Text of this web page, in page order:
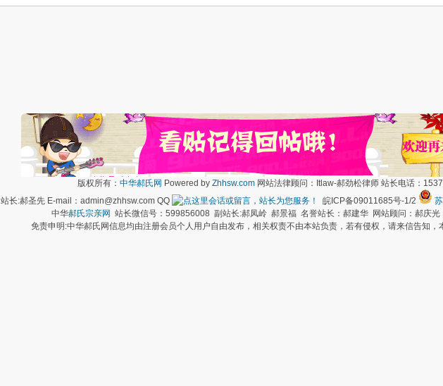
版权所有： 中华郝氏网 Powered by Zhhsw.com 网站法律顾问：Itlaw-郝劲松律师 站长电话：
站长:郝圣先 E-mail：admin@zhhsw.com QQ
皖ICP备09011685号-1/2
中华郝氏宗亲网 站长微信号：599856008 副站长:郝凤岭 郝景福 名誉站长：郝建华 网站顾问：郝庆光
免责申明:中华郝氏网信息均由注册会员个人用户自由发布，相关权责不由本站负责，若有侵权，请来信告知，